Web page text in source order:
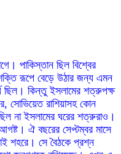
পাকিস্তান ছিল বিশ্বের
রূপে বেড়ে উঠার জন্য এমন
ছিল। কিন্তু ইসলামের শত্রুপক্ষ
সোভিয়েত রাশিয়াসহ কোন
না ইসলামের ঘরের শত্রুরাও।
ঐ বছরের সেপ্টম্বর মাসে
শহরে। সে বৈঠকে প্রশ্ন